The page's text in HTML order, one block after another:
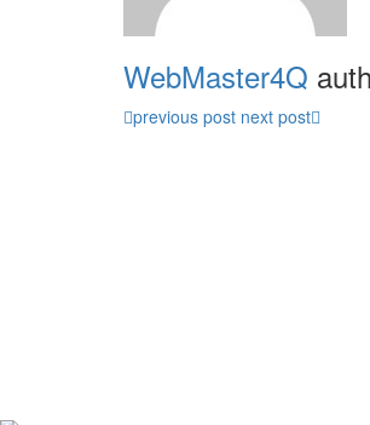
WebMaster4Q
previous post next post